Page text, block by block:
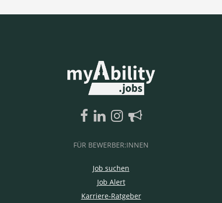
FÜR BEWERBER:INNEN
Job suchen
Job Alert
Karriere-Ratgeber